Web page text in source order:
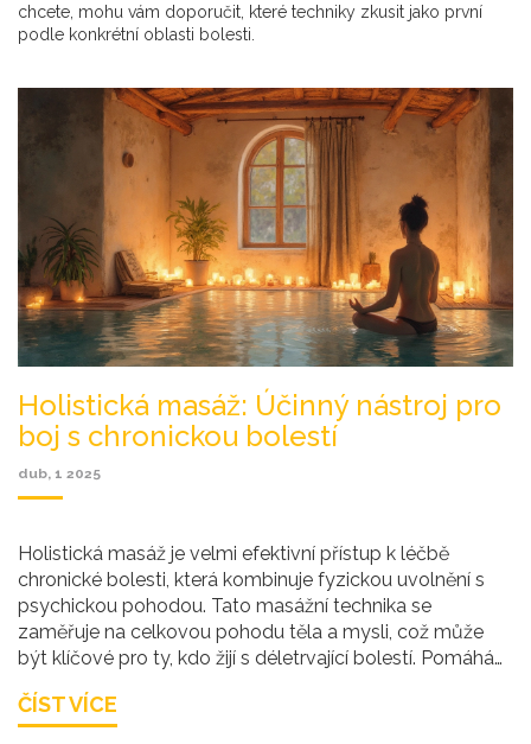
chcete, mohu vám doporučit, které techniky zkusit jako první
podle konkrétní oblasti bolesti.
Holistická masáž: Účinný nástroj pro
boj s chronickou bolestí
dub, 1 2025
Holistická masáž je velmi efektivní přístup k léčbě
chronické bolesti, která kombinuje fyzickou uvolnění s
psychickou pohodou. Tato masážní technika se
zaměřuje na celkovou pohodu těla a mysli, což může
být klíčové pro ty, kdo žijí s déletrvající bolestí. Pomáhá
a podporovat pozitivní náladu. Kromě fyzického
ČÍST VÍCE